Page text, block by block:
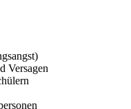
Versagen